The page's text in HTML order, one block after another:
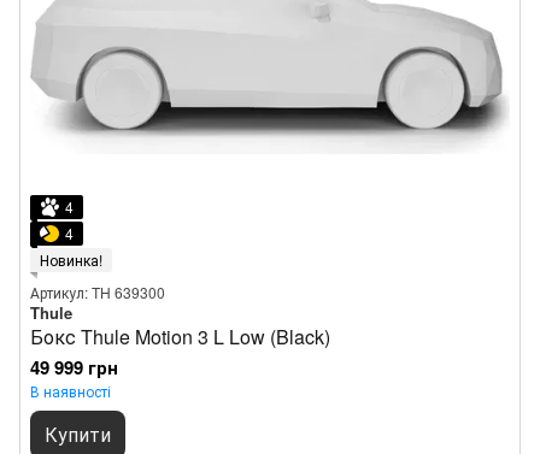
4
4
Новинка!
Артикул: TH 639300
Thule
Бокс Thule Motion 3 L Low (Black)
49 999 грн
В наявності
Купити